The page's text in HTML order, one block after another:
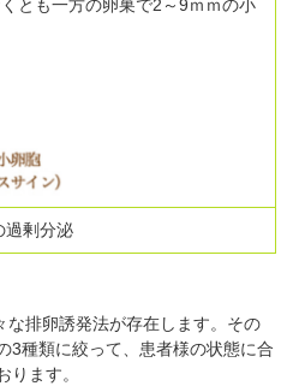
とも一方の卵巣で2～9ｍｍの小
過剰分泌
な排卵誘発法が存在します。その
3種類に絞って、患者様の状態に合
ります。